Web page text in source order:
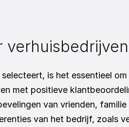
verhuisbedrijven
is het essentieel
met positieve
van vrienden,
van het bedrijf, zoals